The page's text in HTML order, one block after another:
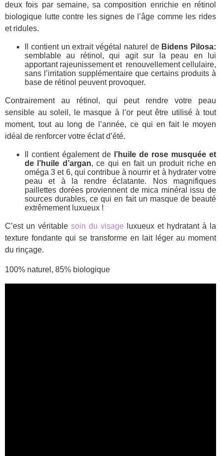
deux fois par semaine, sa composition enrichie en rétinol
biologique lutte contre les signes de l’âge comme les rides
et ridules.
Il contient un extrait végétal naturel de Bidens Pilosa:
semblable au rétinol, qui agit sur la peau en lui
apportant rajeunissement et renouvellement cellulaire,
sans l’irritation supplémentaire que certains produits à
base de rétinol peuvent provoquer.
Contrairement au rétinol, qui peut rendre votre peau
sensible au soleil, le masque à l’or peut être utilisé à tout
moment, tout au long de l’année, ce qui en fait le moyen
idéal de renforcer votre éclat d’été.
Il contient également de
l’huile de rose musquée et
de l’huile d’argan, ce qui en fait un produit riche en
oméga 3 et 6, qui contribue à nourrir et à hydrater votre
peau et à la rendre éclatante. Nos magnifiques
paillettes dorées proviennent de mica minéral issu de
sources durables, ce qui en fait un masque de beauté
extrêmement luxueux !
C’est un véritable soin du visage luxueux et hydratant à la
texture fondante qui se transforme en lait léger au moment
du rinçage.
100% naturel, 85% biologique